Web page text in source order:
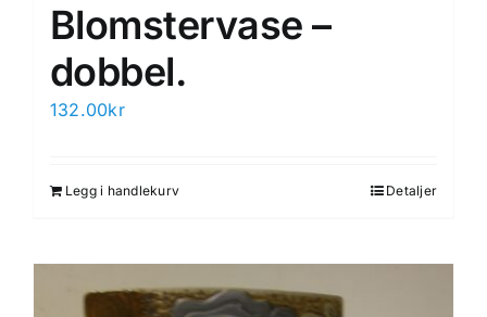
Blomstervase –
dobbel.
132.00kr
Legg i handlekurv Detaljer